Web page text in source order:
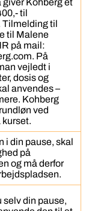
giver Kohberg et
til
til
til Malene
på mail:
På
vejledt i
dosis og
anvendes –
Kohberg
ved
i din pause, skal
på
og må derfor
selv din pause,